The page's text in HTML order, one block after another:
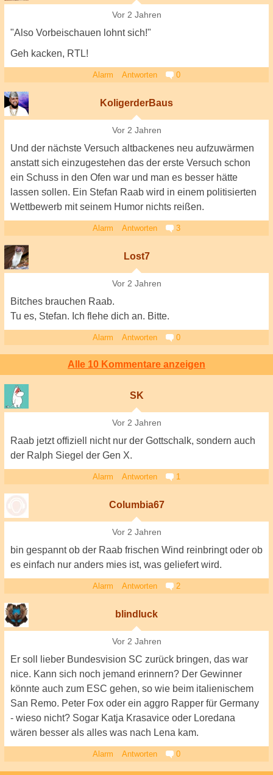
Vor 2 Jahren
"Also Vorbeischauen lohnt sich!"
Geh kacken, RTL!
Alarm Antworten 0
KoligerderBaus
Vor 2 Jahren
Und der nächste Versuch altbackenes neu aufzuwärmen
anstatt sich einzugestehen das der erste Versuch schon
ein Schuss in den Ofen war und man es besser hätte
lassen sollen. Ein Stefan Raab wird in einem politisierten
Wettbewerb mit seinem Humor nichts reißen.
Alarm Antworten 3
Lost7
Vor 2 Jahren
Bitches brauchen Raab.
Tu es, Stefan. Ich flehe dich an. Bitte.
Alarm Antworten 0
Alle 10 Kommentare anzeigen
SK
Vor 2 Jahren
Raab jetzt offiziell nicht nur der Gottschalk, sondern auch
der Ralph Siegel der Gen X.
Alarm Antworten 1
Columbia67
Vor 2 Jahren
bin gespannt ob der Raab frischen Wind reinbringt oder ob
es einfach nur anders mies ist, was geliefert wird.
Alarm Antworten 2
blindluck
Vor 2 Jahren
Er soll lieber Bundesvision SC zurück bringen, das war
nice. Kann sich noch jemand erinnern? Der Gewinner
könnte auch zum ESC gehen, so wie beim italienischem
San Remo. Peter Fox oder ein aggro Rapper für Germany
- wieso nicht? Sogar Katja Krasavice oder Loredana
wären besser als alles was nach Lena kam.
Alarm Antworten 0